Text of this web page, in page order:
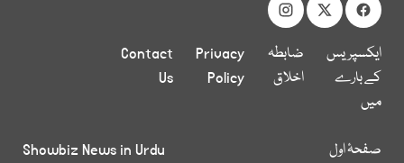
ایکسپریس
کے بارے
میں
ضابطہ
اخلاق
Privacy
Policy
Contact
Us
صفحۂ اول
Showbiz News in Urdu